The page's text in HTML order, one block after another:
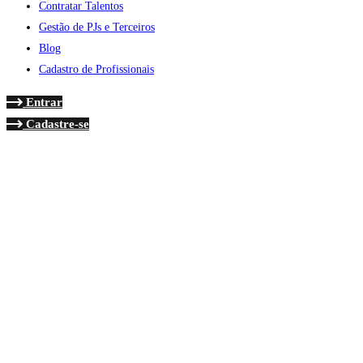
Contratar Talentos
Gestão de PJs e Terceiros
Blog
Cadastro de Profissionais
Entrar
Cadastre-se